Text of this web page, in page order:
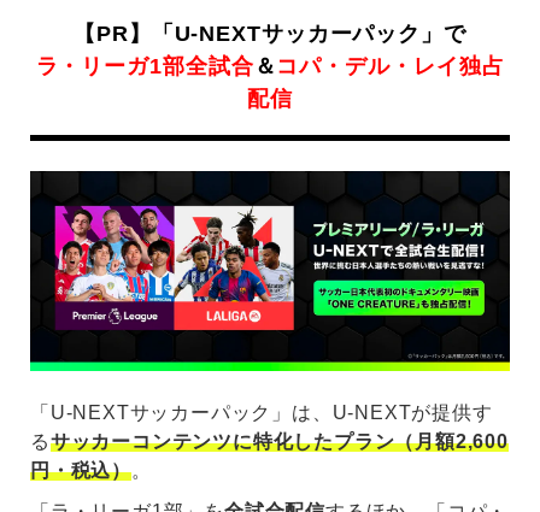
【PR】「U-NEXTサッカーパック」で
ラ・リーガ1部全試合 ＆ コパ・デル・レイ独占
配信
「U-NEXTサッカーパック」は、U-NEXTが提供す
るサッカーコンテンツに特化したプラン（月額2,600
円・税込）。